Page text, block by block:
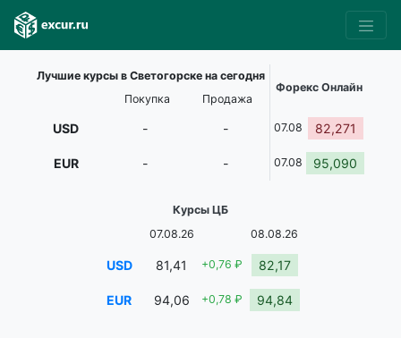
Лучшие курсы в Светогорске на сегодня
Форекс Онлайн
Покупка
Продажа
USD - - 07.08 82,271
EUR - - 07.08 95,090
Курсы ЦБ
07.08.26
08.08.26
USD 81,41 +0,76 ₽ 82,17
EUR 94,06 +0,78 ₽ 94,84